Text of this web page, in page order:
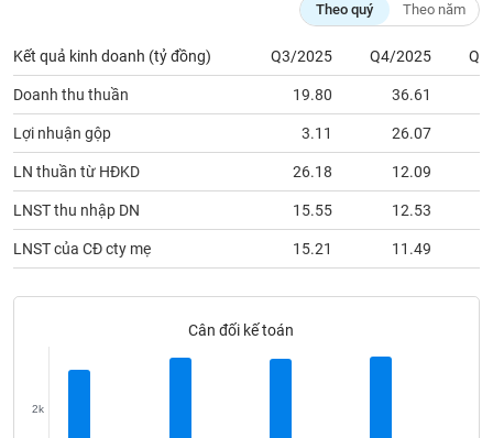
Theo quý Theo năm
Kết quả kinh doanh (tỷ đồng) Q3/2025 Q4/2025
Doanh thu thuần 19.80 36.61
Lợi nhuận gộp 3.11 26.07
LN thuần từ HĐKD 26.18 12.09
LNST thu nhập DN 15.55 12.53
LNST của CĐ cty mẹ 15.21 11.49
Cân đối kế toán
2k
(-)
Thuật
ngữ
(-)
Dịch
vụ
(-)